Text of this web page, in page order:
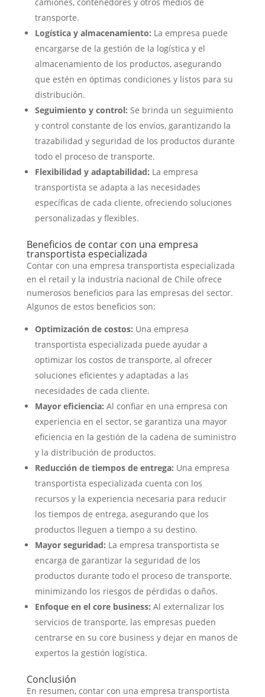
transporte.
Logística y almacenamiento: La empresa puede
encargarse de la gestión de la logística y el
almacenamiento de los productos, asegurando
que estén en óptimas condiciones y listos para su
distribución.
Seguimiento y control: Se brinda un seguimiento
y control constante de los envíos, garantizando la
trazabilidad y seguridad de los productos durante
todo el proceso de transporte.
Flexibilidad y adaptabilidad: La empresa
transportista se adapta a las necesidades
específicas de cada cliente, ofreciendo soluciones
personalizadas y flexibles.
Beneficios de contar con una empresa
transportista especializada
Contar con una empresa transportista especializada
en el retail y la industria nacional de Chile ofrece
numerosos beneficios para las empresas del sector.
Algunos de estos beneficios son:
Optimización de costos: Una empresa
transportista especializada puede ayudar a
optimizar los costos de transporte, al ofrecer
soluciones eficientes y adaptadas a las
necesidades de cada cliente.
Mayor eficiencia: Al confiar en una empresa con
experiencia en el sector, se garantiza una mayor
eficiencia en la gestión de la cadena de suministro
y la distribución de productos.
Reducción de tiempos de entrega: Una empresa
transportista especializada cuenta con los
recursos y la experiencia necesaria para reducir
los tiempos de entrega, asegurando que los
productos lleguen a tiempo a su destino.
Mayor seguridad: La empresa transportista se
encarga de garantizar la seguridad de los
productos durante todo el proceso de transporte,
minimizando los riesgos de pérdidas o daños.
Enfoque en el core business: Al externalizar los
servicios de transporte, las empresas pueden
centrarse en su core business y dejar en manos de
expertos la gestión logística.
Conclusión
En resumen, contar con una empresa transportista